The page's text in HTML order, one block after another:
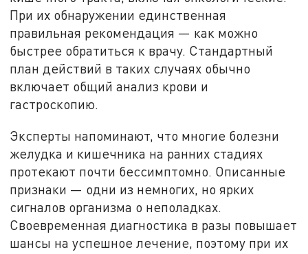
При их обнаружении единственная
правильная рекомендация — как можно
быстрее обратиться к врачу. Стандартный
план действий в таких случаях обычно
включает общий анализ крови и
гастроскопию.
Эксперты напоминают, что многие болезни
желудка и кишечника на ранних стадиях
протекают почти бессимптомно. Описанные
признаки — одни из немногих, но ярких
сигналов организма о неполадках.
Своевременная диагностика в разы повышает
шансы на успешное лечение, поэтому при их